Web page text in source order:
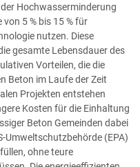
Hochwasserminderung
5 % bis 15 % für
nutzen. Diese
gesamte Lebensdauer des
Vorteilen, die die
Beton im Laufe der Zeit
Projekten entstehen
Kosten für die Einhaltung
Beton Gemeinden dabei
Umweltschutzbehörde (EPA)
ohne teure